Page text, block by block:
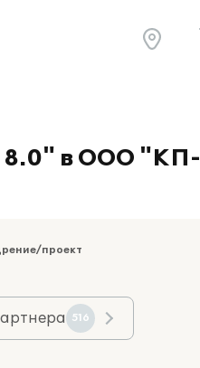
8.0" в ООО "КП-
проект
516